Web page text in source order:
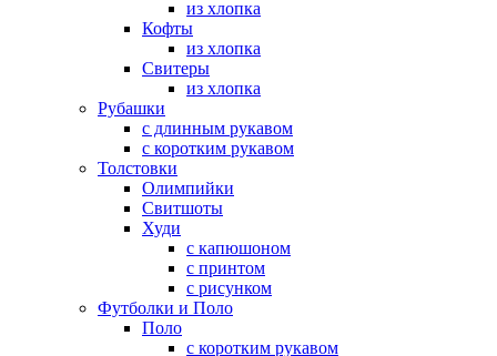
из хлопка
Кофты
из хлопка
Свитеры
из хлопка
Рубашки
с длинным рукавом
с коротким рукавом
Толстовки
Олимпийки
Свитшоты
Худи
с капюшоном
с принтом
с рисунком
Футболки и Поло
Поло
с коротким рукавом